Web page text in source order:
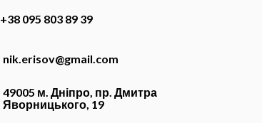
+38 095 803 89 39
nik.erisov@gmail.com
49005 м. Дніпро, пр. Дмитра
Яворницького, 19